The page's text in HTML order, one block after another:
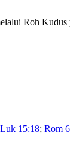
Roh
Luk 15:18; Rom